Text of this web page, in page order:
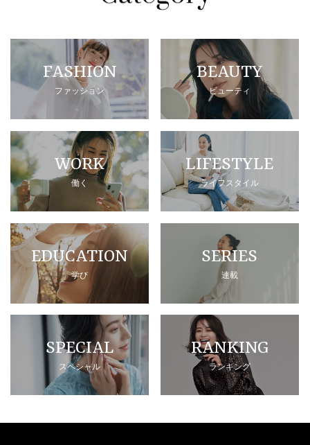
FASHION
ファッション
BEAUTY
ビューティ
WORK
働く
LIFESTYLE
ライフスタイル
EDUCATION
学び
SERIES
連載
SPECIAL
スペシャル
RANKING
ランキング